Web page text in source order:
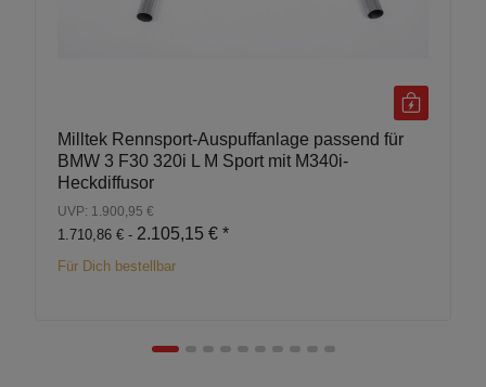
Milltek Rennsport-Auspuffanlage passend für
BMW 3 F30 320i L M Sport mit M340i-
Heckdiffusor
UVP: 1.900,95 €
1.710,86 € - 2.105,15 € *
Für Dich bestellbar